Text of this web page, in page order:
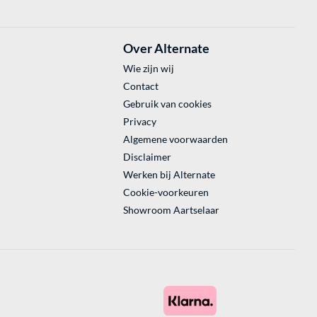
Over Alternate
Wie zijn wij
Contact
Gebruik van cookies
Privacy
Algemene voorwaarden
Disclaimer
Werken bij Alternate
Cookie-voorkeuren
Showroom Aartselaar